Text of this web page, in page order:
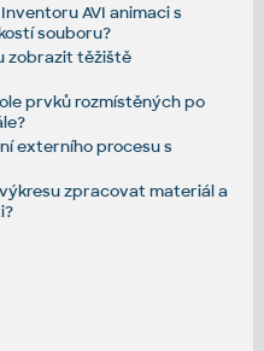
AVI animaci s
souboru?
zobrazit těžiště
prvků rozmístěných po
externího procesu s
zpracovat materiál a